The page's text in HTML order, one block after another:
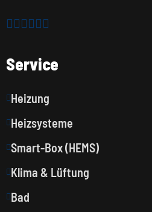
Service
Heizung
Heizsysteme
Smart-Box (HEMS)
Klima & Lüftung
Bad